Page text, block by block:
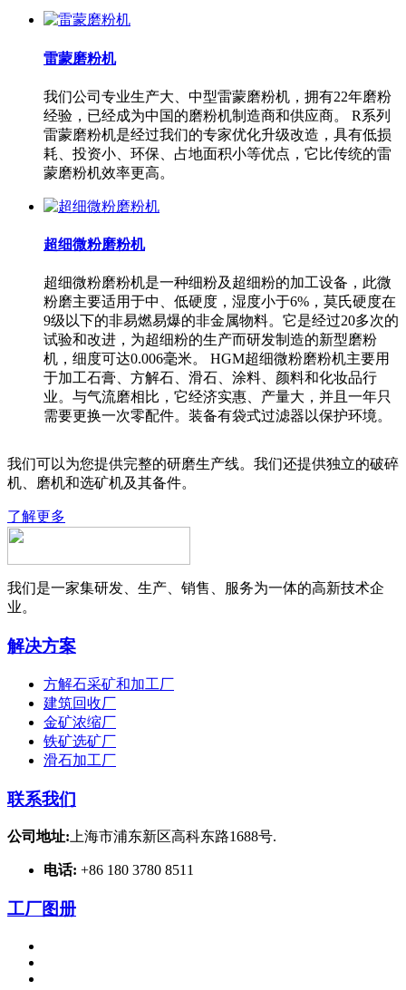
雷蒙磨粉机
我们公司专业生产大、中型雷蒙磨粉机，拥有22年磨粉
经验，已经成为中国的磨粉机制造商和供应商。 R系列
雷蒙磨粉机是经过我们的专家优化升级改造，具有低损
耗、投资小、环保、占地面积小等优点，它比传统的雷
蒙磨粉机效率更高。
超细微粉磨粉机
超细微粉磨粉机是一种细粉及超细粉的加工设备，此微
粉磨主要适用于中、低硬度，湿度小于6%，莫氏硬度在
9级以下的非易燃易爆的非金属物料。它是经过20多次的
试验和改进，为超细粉的生产而研发制造的新型磨粉
机，细度可达0.006毫米。 HGM超细微粉磨粉机主要用
于加工石膏、方解石、滑石、涂料、颜料和化妆品行
业。与气流磨相比，它经济实惠、产量大，并且一年只
需要更换一次零配件。装备有袋式过滤器以保护环境。
我们可以为您提供完整的研磨生产线。我们还提供独立的破碎
机、磨机和选矿机及其备件。
了解更多
我们是一家集研发、生产、销售、服务为一体的高新技术企
业。
解决方案
方解石采矿和加工厂
建筑回收厂
金矿浓缩厂
铁矿选矿厂
滑石加工厂
联系我们
公司地址: 上海市浦东新区高科东路1688号.
电话: +86 180 3780 8511
工厂图册